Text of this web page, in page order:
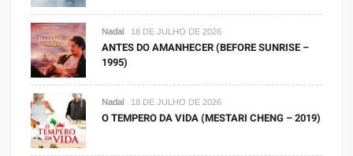
Nadal 18 DE JULHO DE 2026
ANTES DO AMANHECER (BEFORE SUNRISE –
1995)
Nadal 18 DE JULHO DE 2026
O TEMPERO DA VIDA (MESTARI CHENG – 2019)